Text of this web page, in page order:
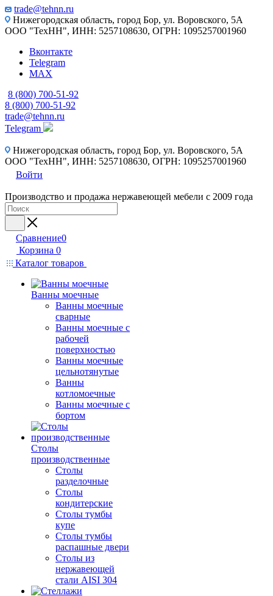
trade@tehnn.ru
Нижегородская область, город Бор, ул. Воровского, 5А
ООО "ТехНН", ИНН: 5257108630, ОГРН: 1095257001960
Вконтакте
Telegram
MAX
8 (800) 700-51-92
8 (800) 700-51-92
trade@tehnn.ru
Telegram
Нижегородская область, город Бор, ул. Воровского, 5А
ООО "ТехНН", ИНН: 5257108630, ОГРН: 1095257001960
Войти
Производство и продажа нержавеющей мебели с 2009 года
Сравнение0
Корзина 0
Каталог товаров
Ванны моечные
Ванны моечные
сварные
Ванны моечные с
рабочей
поверхностью
Ванны моечные
цельнотянутые
Ванны
котломоечные
Ванны моечные с
бортом
Столы
производственные
Столы
разделочные
Столы
кондитерские
Столы тумбы
купе
Столы тумбы
распашные двери
Столы из
нержавеющей
стали AISI 304